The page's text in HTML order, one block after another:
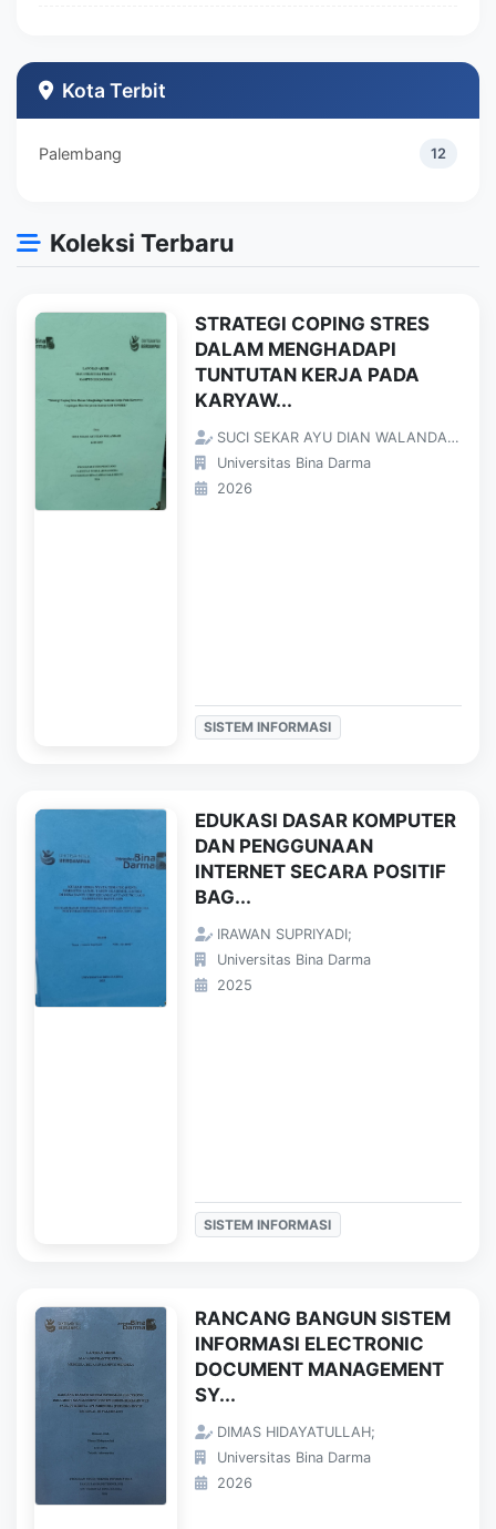
Teknik Industri
Kota Terbit
Palembang 12
Koleksi Terbaru
STRATEGI COPING STRES
DALAM MENGHADAPI
TUNTUTAN KERJA PADA
KARYAW...
SUCI SEKAR AYU DIAN WALANDARI;
Universitas Bina Darma
2026
SISTEM INFORMASI
EDUKASI DASAR KOMPUTER
DAN PENGGUNAAN
INTERNET SECARA POSITIF
BAG...
IRAWAN SUPRIYADI;
Universitas Bina Darma
2025
SISTEM INFORMASI
RANCANG BANGUN SISTEM
INFORMASI ELECTRONIC
DOCUMENT MANAGEMENT
SY...
DIMAS HIDAYATULLAH;
Universitas Bina Darma
2026